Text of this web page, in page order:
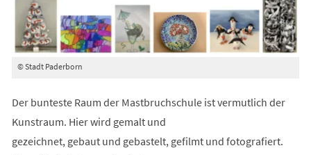
© Stadt Paderborn
Der bunteste Raum der Mastbruchschule ist vermutlich der
Kunstraum. Hier wird gemalt und
gezeichnet, gebaut und gebastelt, gefilmt und fotografiert.